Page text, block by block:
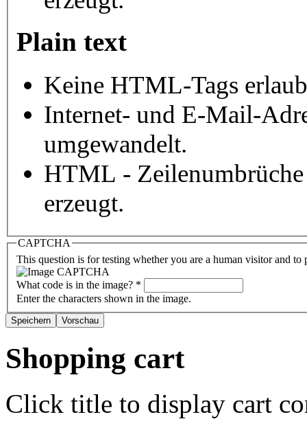
Plain text
Keine HTML-Tags
Internet- und E-Mail-
umgewandelt.
HTML - Zeilenumbrüche
erzeugt.
CAPTCHA
This question is for testing whether you are a human visitor and to
What code is in the image? *
Enter the characters shown in the image.
Shopping cart
Click title to display cart